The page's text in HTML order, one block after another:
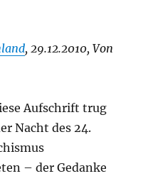
, 29.12.2010, Von
Aufschrift trug
Nacht des 24.
– der Gedanke